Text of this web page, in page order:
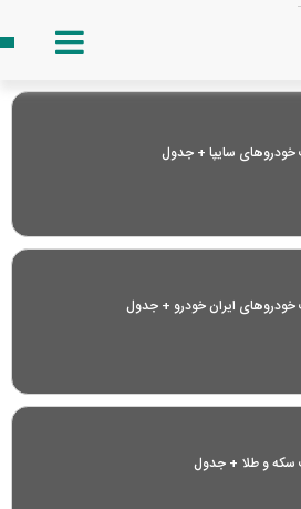
سایپا + جدول
ایران خودرو + جدول
سکه و طلا + جدول